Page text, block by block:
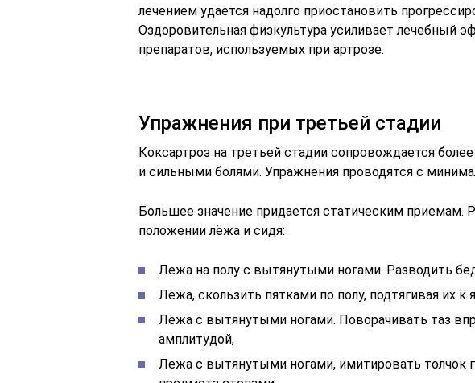
лечением удается надолго приостановить
Оздоровительная физкультура усиливает лечебный
препаратов, используемых при артрозе.
Упражнения при третьей стадии
Коксартроз на третьей стадии сопровождается
и сильными болями. Упражнения проводятся с
Большее значение придается статическим приемам.
положении лёжа и сидя:
Лежа на полу с вытянутыми ногами. Разводить
Лёжа, скользить пятками по полу, подтягивая их к
Лёжа с вытянутыми ногами. Поворачивать таз
амплитудой,
Лежа с вытянутыми ногами, имитировать толчок